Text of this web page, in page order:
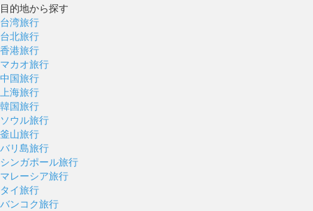
目的地から探す
台湾旅行
台北旅行
香港旅行
マカオ旅行
中国旅行
上海旅行
韓国旅行
ソウル旅行
釜山旅行
バリ島旅行
シンガポール旅行
マレーシア旅行
タイ旅行
バンコク旅行